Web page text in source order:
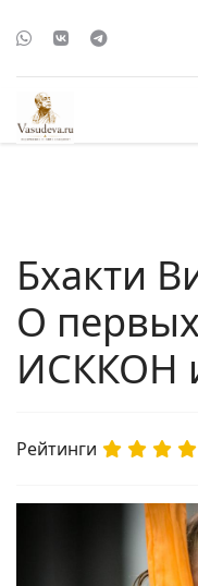
Бхакти
О
ИСККОН
Рейтинги